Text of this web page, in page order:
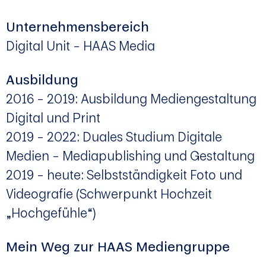
Unternehmensbereich
Digital Unit – HAAS Media
Ausbildung
2016 – 2019: Ausbildung Mediengestaltung
Digital und Print
2019 – 2022: Duales Studium Digitale
Medien – Mediapublishing und Gestaltung
2019 – heute: Selbstständigkeit Foto und
Videografie (Schwerpunkt Hochzeit
„Hochgefühle“)
Mein Weg zur HAAS Mediengruppe